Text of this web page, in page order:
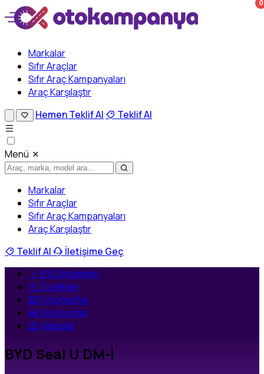
Markalar
Sıfır Araçlar
Sıfır Araç Kampanyaları
Araç Karşılaştır
0
Hemen Teklif Al Teklif Al
Menü
Markalar
Sıfır Araçlar
Sıfır Araç Kampanyaları
Araç Karşılaştır
Teklif Al
İletişime Geç
BYD Modelleri
Özellikler
Fotoğraflar
Versiyonlar
Videolar
BYD Seal U DM-İ